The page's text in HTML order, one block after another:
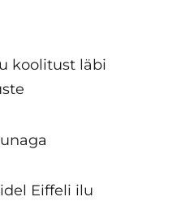
koolitust läbi
Eiffeli ilu